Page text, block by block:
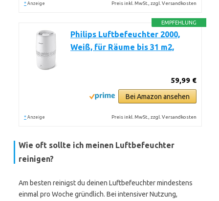
* Anzeige Preis inkl. MwSt., zzgl. Versandkosten
EMPFEHLUNG
Philips Luftbefeuchter 2000,
Weiß, für Räume bis 31 m2,
59,99 €
Bei Amazon ansehen
* Anzeige Preis inkl. MwSt., zzgl. Versandkosten
Wie oft sollte ich meinen Luftbefeuchter
reinigen?
Am besten reinigst du deinen Luftbefeuchter mindestens
einmal pro Woche gründlich. Bei intensiver Nutzung,